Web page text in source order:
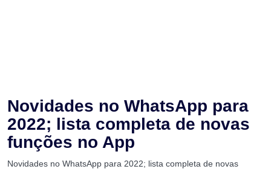
Novidades no WhatsApp para
2022; lista completa de novas
funções no App
Novidades no WhatsApp para 2022; lista completa de novas